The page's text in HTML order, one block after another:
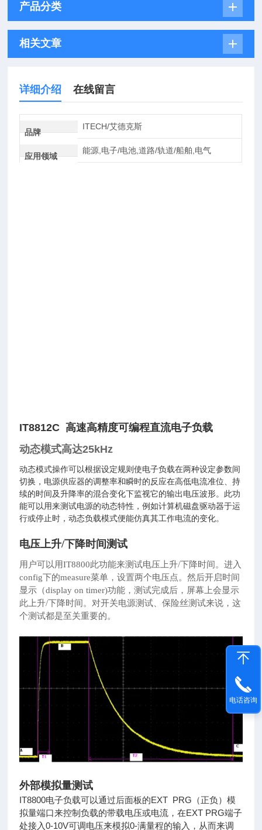
产品分类
相关文章
详细介绍 在线留言
品牌
ITECH/艾德克斯
应用领域
能源,电子/电池,道路/轨道/船舶,电气
IT8812C 高速高精度可编程直流电子负载
动态模式高达25kHz
动态模式操作可以根据设定规则使电子负载在两种设定参数间
切换，电源供应器的调整率和瞬时的反应在高低电流准位、持
续的时间及升降率的混合变化下监视它的输出电压波形。此功
能可以用来测试电源的动态特性，例如计算机磁盘驱动器于运
行或停止时，动态负载模式便能仿真其工作电流的变化。
电压上升/下降时间测试
用户可以用IT8800此功能来测试电压上升/下降时间。进入
config下的measure菜单，设置两个电压点。然后开启时间
显示（display on timer)功能，测试完成后，屏幕上会显示
此上升/下降时间。 对开关电源测试、保险丝测试来说，这
个测试都是至关重要的。
外部模拟量测试
IT8800电子负载可以通过后面板的EXT PRG（正负）模
拟量端口来控制负载的带载电压或电流，在EXT PRG端子
处接入0-10V可调电压来模拟0-满量程的输入，从而来调
电话咨询